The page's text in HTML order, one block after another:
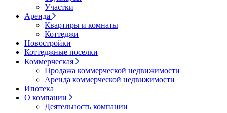
Участки
Аренда
Квартиры и комнаты
Коттеджи
Новостройки
Коттеджные поселки
Коммерческая
Продажа коммерческой недвижимости
Аренда коммерческой недвижимости
Ипотека
О компании
Деятельность компании